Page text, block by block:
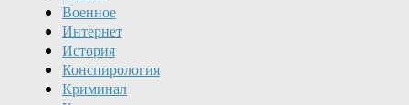
Военное
Интернет
История
Конспирология
Криминал